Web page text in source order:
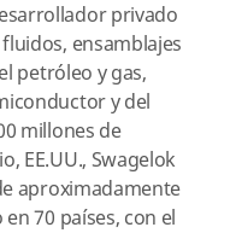
privado
ensamblajes
petróleo y gas,
y del
millones de
EE.UU., Swagelok
aproximadamente
70 países, con el